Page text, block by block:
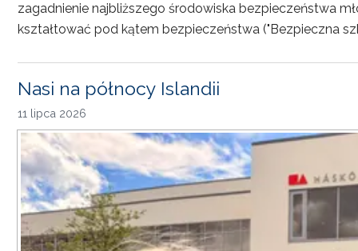
zagadnienie najbliższego środowiska bezpieczeństwa
kształtować pod kątem bezpieczeństwa ("Bezpieczna
Nasi na północy Islandii
11 lipca 2026